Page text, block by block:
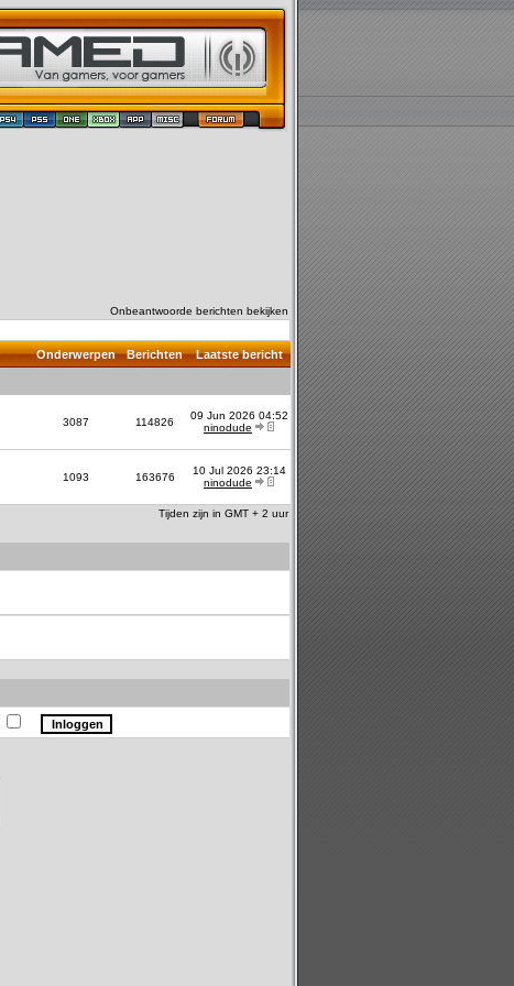
Onbeantwoorde berichten bekijken
Onderwerpen Berichten Laatste bericht
3087 114826
09 Jun 2026 04:52
ninodude
1093 163676
10 Jul 2026 23:14
ninodude
Tijden zijn in GMT + 2 uur